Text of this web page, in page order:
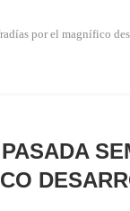
por el magnífico